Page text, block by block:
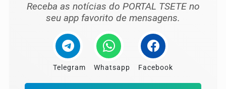
Receba as notícias do PORTAL TSETE no
seu app favorito de mensagens.
Telegram Whatsapp Facebook